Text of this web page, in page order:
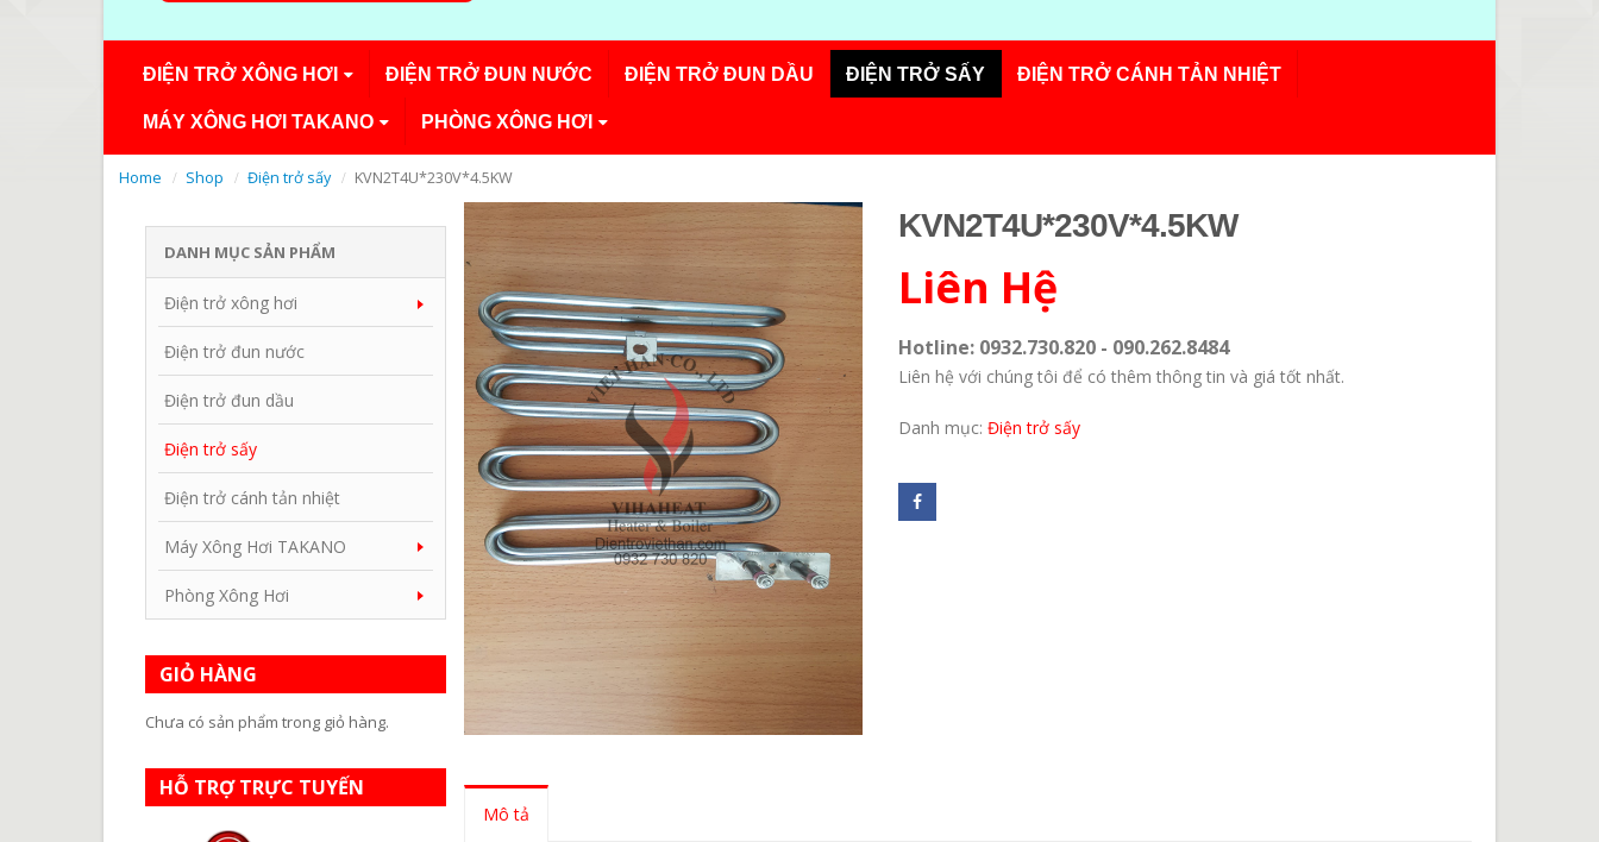
ĐIỆN TRỞ XÔNG HƠI ĐIỆN TRỞ ĐUN NƯỚC ĐIỆN TRỞ ĐUN DẦU ĐIỆN TRỞ SẤY ĐIỆN TRỞ CÁNH TẢN NHIỆT
MÁY XÔNG HƠI TAKANO PHÒNG XÔNG HƠI
Home Shop Điện trở sấy KVN2T4U*230V*4.5KW
KVN2T4U*230V*4.5KW
Liên Hệ
Hotline: 0932.730.820 - 090.262.8484
Liên hệ với chúng tôi để có thêm thông tin và giá tốt nhất.
Danh mục:Điện trở sấy
Mô tả
DANH MỤC SẢN PHẨM
Điện trở xông hơi
Điện trở đun nước
Điện trở đun dầu
Điện trở sấy
Điện trở cánh tản nhiệt
Máy Xông Hơi TAKANO
Phòng Xông Hơi
GIỎ HÀNG
Chưa có sản phẩm trong giỏ hàng.
HỖ TRỢ TRỰC TUYẾN